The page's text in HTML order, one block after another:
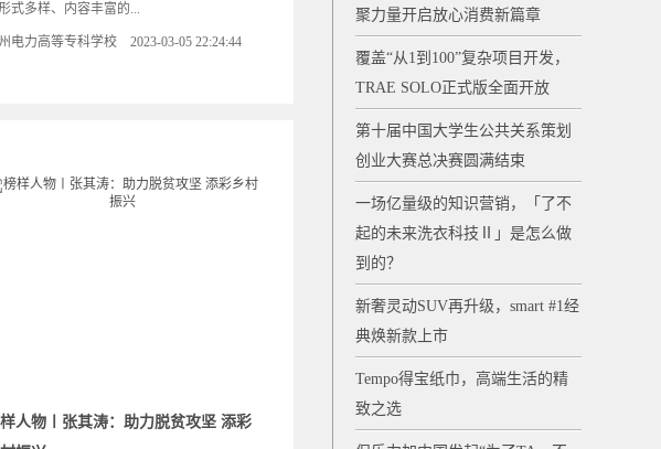
式多样、内容丰富的...
电力高等专科学校 2023-03-05 22:24:44
人物〡张其涛：助力脱贫攻坚 添彩
聚力量开启放心消费新篇章
覆盖“从1到100”复杂项目开发，
TRAE SOLO正式版全面开放
第十届中国大学生公共关系策划
创业大赛总决赛圆满结束
一场亿量级的知识营销，「了不
起的未来洗衣科技Ⅱ」是怎么做
到的？
新奢灵动SUV再升级，smart #1经
典焕新款上市
Tempo得宝纸巾，高端生活的精
致之选